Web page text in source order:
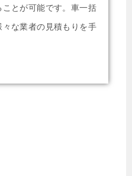
とが可能です。車一括
な業者の見積もりを手